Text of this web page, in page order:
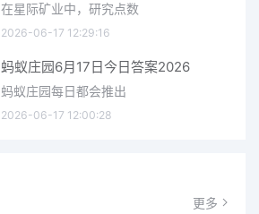
在星际矿业中，研究点数
2026-06-17 12:29:16
蚂蚁庄园6月17日今日答案2026
蚂蚁庄园每日都会推出
2026-06-17 12:00:28
更多